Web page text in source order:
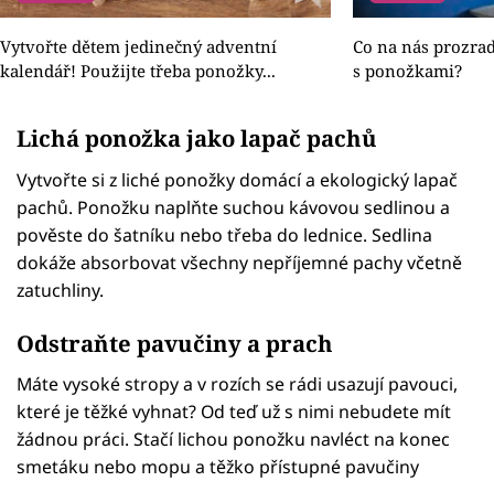
Vytvořte dětem jedinečný adventní
kalendář! Použijte třeba ponožky...
Co na nás
s ponožkami?
Lichá ponožka jako lapač pachů
Vytvořte si z liché ponožky domácí a ekologický lapač
pachů. Ponožku naplňte suchou kávovou sedlinou a
pověste do šatníku nebo třeba do lednice. Sedlina
dokáže absorbovat všechny nepříjemné pachy včetně
zatuchliny.
Odstraňte pavučiny a prach
Máte vysoké stropy a v rozích se rádi usazují pavouci,
které je těžké vyhnat? Od teď už s nimi nebudete mít
žádnou práci. Stačí lichou ponožku navléct na konec
smetáku nebo mopu a těžko přístupné pavučiny